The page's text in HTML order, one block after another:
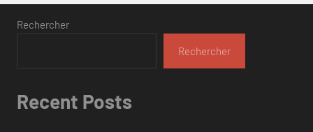
Rechercher
Rechercher
Recent Posts